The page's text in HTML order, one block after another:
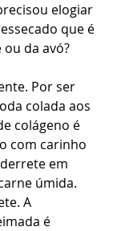
elogiar
que é
da avó?
Por ser
colada aos
colágeno é
com carinho
em
úmida.
A
é